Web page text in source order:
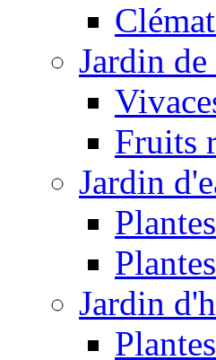
Jardin de
Fruits
Jardin
Jardin